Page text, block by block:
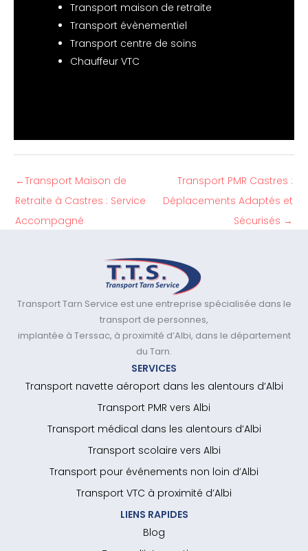
Transport maison de retraite
Transport évènementiel
Transport centre de soins
Chauffeur VTC
←Transport Maison de
Retraite à Castres : Service
Accompagné
Transport PMR Castres :
Déplacements Adaptés et
Sécurisés →
Transport Tarn Service est une entreprise spécialisée dans le
transport de personnes,
implantée à Terssac, à proximité d’Albi, dans le département
du Tarn.
SERVICES
Transport navette aéroport dans les alentours d’Albi
Transport PMR vers Albi
Transport médical dans les alentours d’Albi
Transport scolaire vers Albi
Transport pour événements non loin d’Albi
Transport VTC à proximité d’Albi
LIENS RAPIDES
Blog